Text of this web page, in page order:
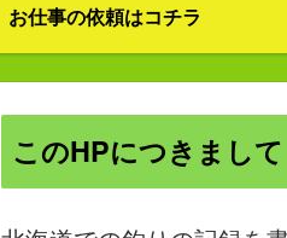
お仕事の依頼はコチラ
このHPにつきまして